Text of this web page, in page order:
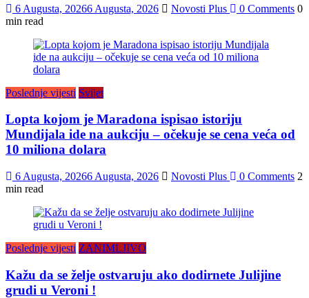
6 Augusta, 20266 Augusta, 2026 Novosti Plus 0 Comments 0
min read
Poslednje vijesti Svijet
Lopta kojom je Maradona ispisao istoriju
Mundijala ide na aukciju – očekuje se cena veća od
10 miliona dolara
6 Augusta, 20266 Augusta, 2026 Novosti Plus 0 Comments 2
min read
Poslednje vijesti ZANIMLJIVO
Kažu da se želje ostvaruju ako dodirnete Julijine
grudi u Veroni !